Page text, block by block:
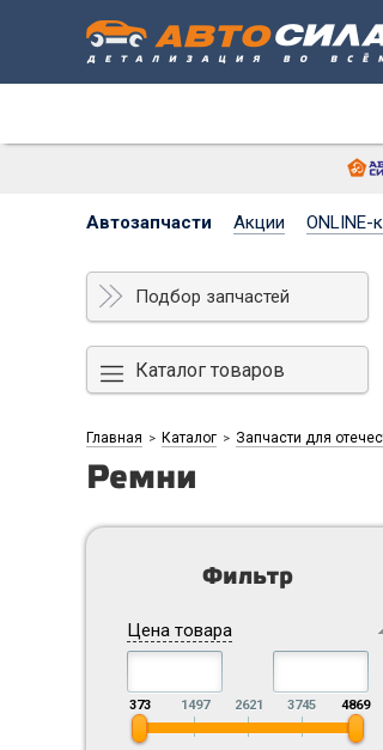
Автозапчасти Акции ONLINE-
Подбор запчастей
Каталог товаров
Главная > Каталог > Запчасти для
Ремни
Фильтр
Цена товара
373 1497 2621 3745 4869